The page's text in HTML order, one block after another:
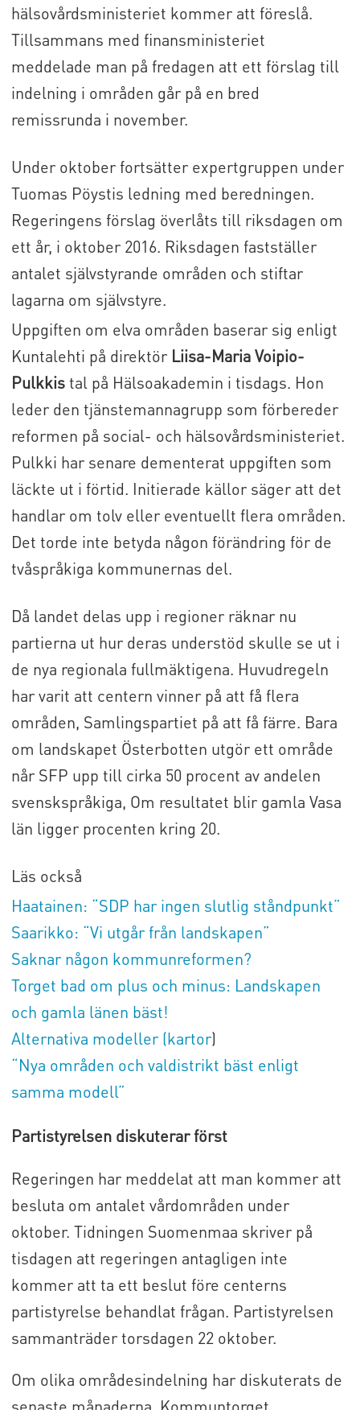
hälsovårdsministeriet kommer att föreslå.
Tillsammans med finansministeriet
meddelade man på fredagen att ett förslag till
indelning i områden går på en bred
remissrunda i november.
Under oktober fortsätter expertgruppen under
Tuomas Pöystis ledning med beredningen.
Regeringens förslag överlåts till riksdagen om
ett år, i oktober 2016. Riksdagen fastställer
antalet självstyrande områden och stiftar
lagarna om självstyre.
Uppgiften om elva områden baserar sig enligt
Kuntalehti på direktör Liisa-Maria Voipio-
Pulkkistal på Hälsoakademin i tisdags. Hon
leder den tjänstemannagrupp som förbereder
reformen på social- och hälsovårdsministeriet.
Pulkki har senare dementerat uppgiften som
läckte ut i förtid. Initierade källor säger att det
handlar om tolv eller eventuellt flera områden.
Det torde inte betyda någon förändring för de
tvåspråkiga kommunernas del.
Då landet delas upp i regioner räknar nu
partierna ut hur deras understöd skulle se ut i
de nya regionala fullmäktigena. Huvudregeln
har varit att centern vinner på att få flera
områden, Samlingspartiet på att få färre. Bara
om landskapet Österbotten utgör ett område
når SFP upp till cirka 50 procent av andelen
svenskspråkiga, Om resultatet blir gamla Vasa
län ligger procenten kring 20.
Läs också
Haatainen: “SDP har ingen slutlig ståndpunkt”
Saarikko: “Vi utgår från landskapen”
Saknar någon kommunreformen?
Torget bad om plus och minus: Landskapen
och gamla länen bäst!
Alternativa modeller (kartor)
“Nya områden och valdistrikt bäst enligt
samma modell”
Partistyrelsen diskuterar först
Regeringen har meddelat att man kommer att
besluta om antalet vårdområden under
oktober. Tidningen Suomenmaa skriver på
tisdagen att regeringen antagligen inte
kommer att ta ett beslut före centerns
partistyrelse behandlat frågan. Partistyrelsen
sammanträder torsdagen 22 oktober.
Om olika områdesindelning har diskuterats de